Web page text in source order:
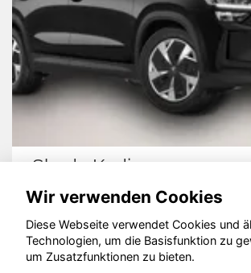
Ford Other
© konjunkturmotor.de GmbH
Wir verwenden Cookies
Diese Webseite verwendet Cookies und
Technologien, um die Basisfunktion zu
um Zusatzfunktionen zu bieten.